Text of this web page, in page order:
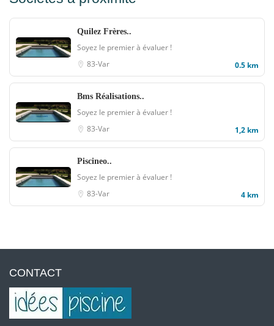
Quilez Frères..
Soyez le premier à évaluer !
83-Var
0.5 km
Bms Réalisations..
Soyez le premier à évaluer !
83-Var
1,2 km
Piscineo..
Soyez le premier à évaluer !
83-Var
4 km
CONTACT